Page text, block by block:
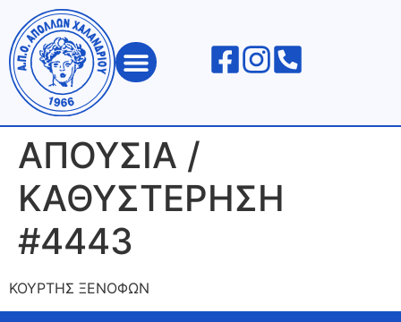
ΑΠΟΥΣΙΑ /
ΚΑΘΥΣΤΕΡΗΣΗ
#4443
ΚΟΥΡΤΗΣ ΞΕΝΟΦΩΝ